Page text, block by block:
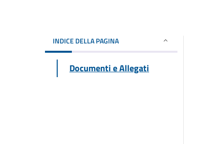
INDICE DELLA PAGINA
Documenti e Allegati